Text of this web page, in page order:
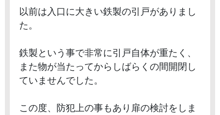
以前は入口に大きい鉄製の引戸がありまし
た。
鉄製という事で非常に引戸自体が重たく、
また物が当たってからしばらくの間開閉し
ていませんでした。
この度、防犯上の事もあり扉の検討をしま